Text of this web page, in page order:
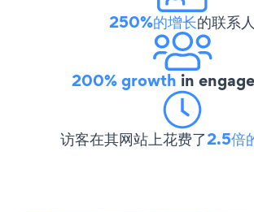
250%的增长的联系人
200% growth in
访客在其网站上花费了2.5倍